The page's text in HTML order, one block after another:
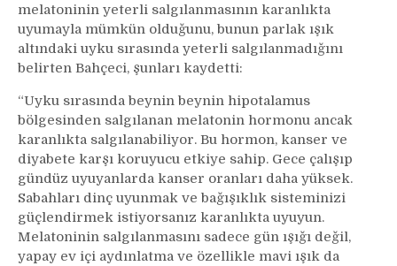
melatoninin yeterli salgılanmasının karanlıkta
uyumayla mümkün olduğunu, bunun parlak ışık
altındaki uyku sırasında yeterli salgılanmadığını
belirten Bahçeci, şunları kaydetti:
“Uyku sırasında beynin beynin hipotalamus
bölgesinden salgılanan melatonin hormonu ancak
karanlıkta salgılanabiliyor. Bu hormon, kanser ve
diyabete karşı koruyucu etkiye sahip. Gece çalışıp
gündüz uyuyanlarda kanser oranları daha yüksek.
Sabahları dinç uyunmak ve bağışıklık sisteminizi
güçlendirmek istiyorsanız karanlıkta uyuyun.
Melatoninin salgılanmasını sadece gün ışığı değil,
yapay ev içi aydınlatma ve özellikle mavi ışık da